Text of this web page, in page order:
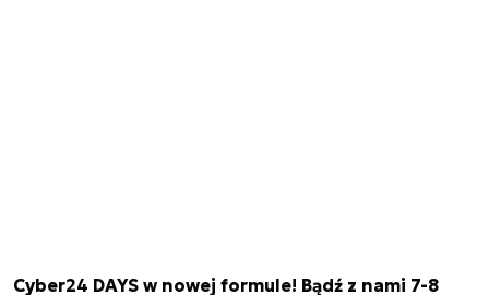
Cyber24 DAYS w nowej formule! Bądź z nami 7-8